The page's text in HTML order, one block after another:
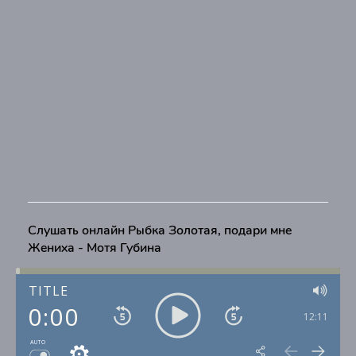
Слушать онлайн Рыбка Золотая, подари мне
Жениха - Мотя Губина
TITLE
0:00 12:11
AUTO